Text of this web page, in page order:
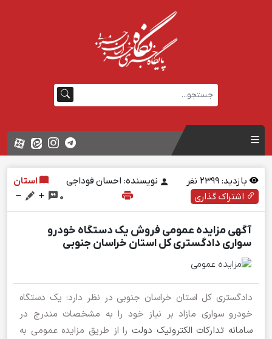
بازدید: نفر نویسنده: احسان فوداجی
استان
اشتراک گذاری
0
آگهی مزایده عمومی فروش یک دستگاه خودرو
سواری دادگستری کل استان خراسان جنوبی
دادگستری کل استان خراسان جنوبی در نظر دارد: یک دستگاه
خودرو سواری مازاد بر نیاز خود را به مشخصات مندرج در
سامانه تدارکات الکترونیک دولت را از طریق مزایده عمومی به